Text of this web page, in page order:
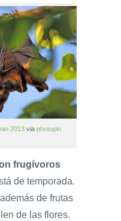
2013via photopin
frugívoros
de temporada.
de frutas
de las flores.